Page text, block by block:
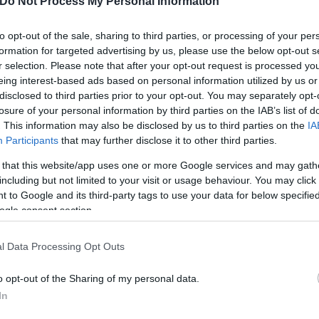
opt-out of the sale, sharing to third parties, or processing of your
for targeted advertising by us, please use the below opt-out
selection. Please note that after your opt-out request is processed
interest-based ads based on personal information utilized by us
to third parties prior to your opt-out. You may separately
of your personal information by third parties on the IAB’s list of
This information may also be disclosed by us to third parties on the
Participants that may further disclose it to other third parties.
that this website/app uses one or more Google services and may
but not limited to your visit or usage behaviour. You may
to Google and its third-party tags to use your data for below
consent section.
Data Processing Opt Outs
opt-out of the Sharing of my personal data.
Μητσοτάκης, στόχος είναι η
χρειάζονται, που θα απαντούν στις έκτακτες
ήταν: